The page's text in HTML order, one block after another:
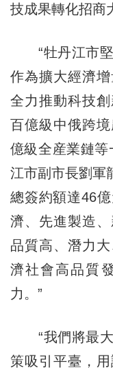
技成果轉化招商
“牡丹江市堅
作為擴大經濟
全力推動科技
百億級中俄跨
億級全産業鏈等
江市副市長劉軍
總簽約額達46
濟、先進製造
品質高、潛力
濟社會高品質
力。”
“我們將最大
策吸引平臺，